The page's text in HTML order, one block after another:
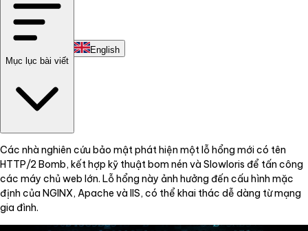
Liên hệ
English
Mục lục bài viết
Các nhà nghiên cứu bảo mật phát hiện một lỗ hổng mới có tên
HTTP/2 Bomb, kết hợp kỹ thuật bom nén và Slowloris để tấn công
các máy chủ web lớn. Lỗ hổng này ảnh hưởng đến cấu hình mặc
định của NGINX, Apache và IIS, có thể khai thác dễ dàng từ mạng
gia đình.